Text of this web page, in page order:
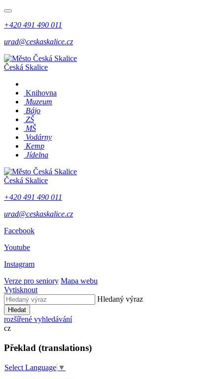
+420 491 490 011
urad@ceskaskalice.cz
Česká Skalice
Knihovna
Muzeum
Bájo
ZŠ
MŠ
Vodárny
Kemp
Jídelna
Česká Skalice
+420 491 490 011
urad@ceskaskalice.cz
Facebook
Youtube
Instagram
Verze pro seniory Mapa webu
Vytisknout
Hledaný výraz
Hledat
rozšířené vyhledávání
cz
Překlad (translations)
Select Language ▼